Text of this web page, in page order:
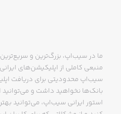
subscription period. If you
ما در سیب‌اپ، بزرگ‌ترین و
منبعی کاملی از اپلیکیشن‌های
سیب‌اپ محدودیتی برای دریافت
بانک‌ها نخواهید داشت و می‌توانید
استور ایرانی سیب‌اپ، می‌توانید